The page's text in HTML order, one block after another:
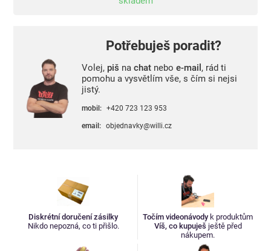
Potřebuješ poradit?
Volej, piš na chatnebo e-mail , rád ti
pomohu a vysvětlím vše, s čím si nejsi
jistý.
mobil: +420 723 123 953
email: objednavky@willi.cz
Diskrétní doručení zásilky
Nikdo nepozná, co ti přišlo.
Točím videonávody k produktům
Víš, co kupuješ ještě před
nákupem.